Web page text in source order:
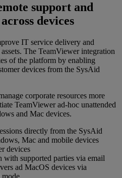
support and
devices
IT service delivery and
The TeamViewer integration
of the platform by enabling
devices from the SysAid
corporate resources more
TeamViewer ad-hoc unattended
and Mac devices.
directly from the SysAid
Mac and mobile devices
devices
with supported parties via email
ad MacOS devices via
mode